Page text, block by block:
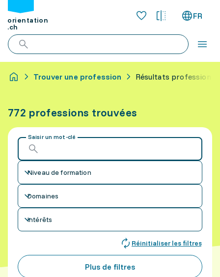
orientation
.ch
FR
Trouver une profession Résultats professions
772 professions trouvées
Saisir un mot-clé
Niveau de formation
Domaines
Intérêts
Réinitialiser les filtres
Plus de filtres